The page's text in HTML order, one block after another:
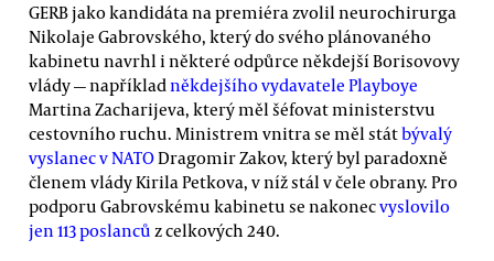
GERB jako kandidáta na premiéra zvolil neurochirurga
Nikolaje Gabrovského, který do svého plánovaného
kabinetu navrhl i některé odpůrce někdejší Borisovovy
vlády — napříkladněkdejšího vydavatele Playboye
Martina Zacharijeva, který měl šéfovat ministerstvu
cestovního ruchu. Ministrem vnitra se měl státbývalý
vyslanec v NATODragomir Zakov, který byl paradoxně
členem vlády Kirila Petkova, v níž stál v čele obrany. Pro
podporu Gabrovskému kabinetu se nakonecvyslovilo
jen 113 poslanců z celkových 240.